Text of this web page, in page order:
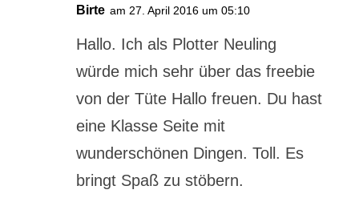
Birte am 27. April 2016 um 05:10
Hallo. Ich als Plotter Neuling
würde mich sehr über das freebie
von der Tüte Hallo freuen. Du hast
eine Klasse Seite mit
wunderschönen Dingen. Toll. Es
bringt Spaß zu stöbern.